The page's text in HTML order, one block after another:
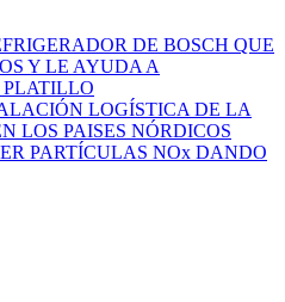
DE BOSCH QUE
Y LE AYUDA A
LOGÍSTICA DE LA
LOS PAISES NÓRDICOS
PARTÍCULAS NOx DANDO